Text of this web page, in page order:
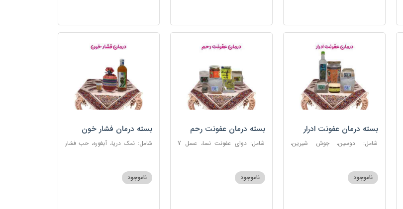
بسته درمان عفونت ادرار
شامل: دوسین، جوش شیرین،
ناموجود
بسته درمان عفونت رحم
شامل: دوای عفونت نسا، عسل 7
اعلاناموجود
بسته درمان فشار خون
شامل: نمک دریا، آبغوره، حب فشار
ناموجود